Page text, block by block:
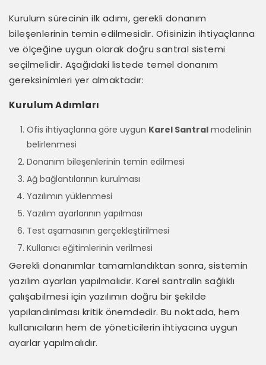
Kurulum sürecinin ilk adımı, gerekli donanım
bileşenlerinin temin edilmesidir. Ofisinizin ihtiyaçlarına
ve ölçeğine uygun olarak doğru santral sistemi
seçilmelidir. Aşağıdaki listede temel donanım
gereksinimleri yer almaktadır:
Kurulum Adımları
Ofis ihtiyaçlarına göre uygun Karel Santral modelinin
belirlenmesi
Donanım bileşenlerinin temin edilmesi
Ağ bağlantılarının kurulması
Yazılımın yüklenmesi
Yazılım ayarlarının yapılması
Test aşamasının gerçekleştirilmesi
Kullanıcı eğitimlerinin verilmesi
Gerekli donanımlar tamamlandıktan sonra, sistemin
yazılım ayarları yapılmalıdır. Karel santralin sağlıklı
çalışabilmesi için yazılımın doğru bir şekilde
yapılandırılması kritik önemdedir. Bu noktada, hem
kullanıcıların hem de yöneticilerin ihtiyacına uygun
ayarlar yapılmalıdır.